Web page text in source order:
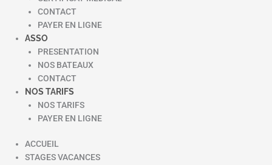
CONTACT
PAYER EN LIGNE
ASSO
PRESENTATION
NOS BATEAUX
CONTACT
NOS TARIFS
NOS TARIFS
PAYER EN LIGNE
ACCUEIL
STAGES VACANCES